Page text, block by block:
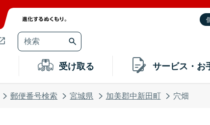
受け取る サービス・お
郵便番号検索 宮城県 加美郡中新田町 穴畑